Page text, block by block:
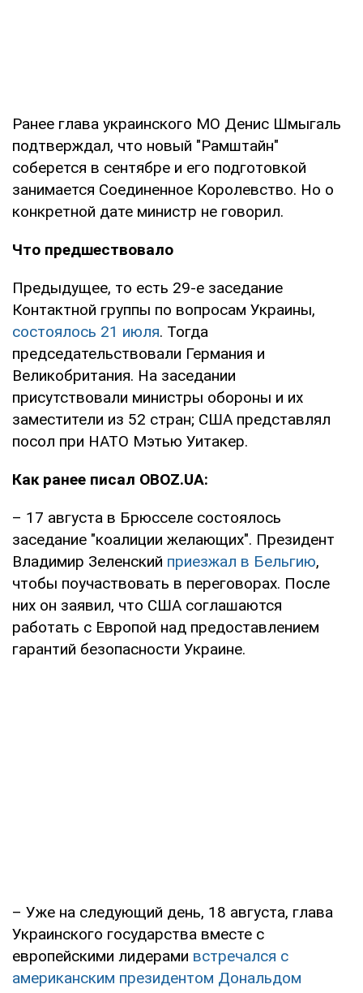
Ранее глава украинского МО Денис Шмыгаль
подтверждал, что новый "Рамштайн"
соберется в сентябре и его подготовкой
занимается Соединенное Королевство. Но о
конкретной дате министр не говорил.
Что предшествовало
Предыдущее, то есть 29-е заседание
Контактной группы по вопросам Украины,
состоялось 21 июля. Тогда
председательствовали Германия и
Великобритания. На заседании
присутствовали министры обороны и их
заместители из 52 стран; США представлял
посол при НАТО Мэтью Уитакер.
Как ранее писал OBOZ.UA:
– 17 августа в Брюсселе состоялось
заседание "коалиции желающих". Президент
Владимир Зеленский приезжал в Бельгию,
чтобы поучаствовать в переговорах. После
них он заявил, что США соглашаются
работать с Европой над предоставлением
гарантий безопасности Украине.
– Уже на следующий день, 18 августа, глава
Украинского государства вместе с
европейскими лидерами встречался с
американским президентом Дональдом